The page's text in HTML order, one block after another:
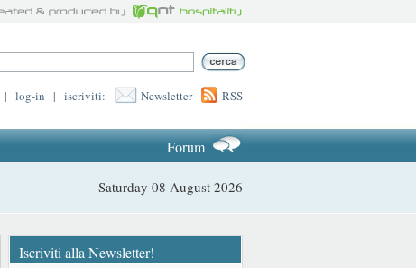
| log-in | iscriviti: Newsletter RSS
Forum
Saturday 08 August 2026
Iscriviti alla Newsletter!